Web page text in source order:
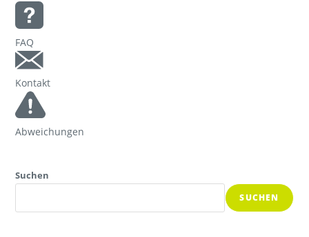
FAQ
Kontakt
Abweichungen
Suchen
SUCHEN